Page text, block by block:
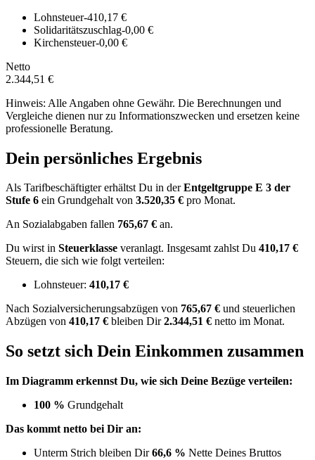
Lohnsteuer-410,17 €
Solidaritätszuschlag-0,00 €
Kirchensteuer-0,00 €
Netto
2.344,51 €
Hinweis: Alle Angaben ohne Gewähr. Die Berechnungen und
Vergleiche dienen nur zu Informationszwecken und ersetzen keine
professionelle Beratung.
Dein persönliches Ergebnis
Als Tarifbeschäftigter erhältst Du in derEntgeltgruppe E 3 der
Stufe 6 ein Grundgehalt von 3.520,35 € pro Monat.
An Sozialabgaben fallen 765,67 € an.
Du wirst in Steuerklasse veranlagt. Insgesamt zahlst Du 410,17 €
Steuern, die sich wie folgt verteilen:
Lohnsteuer: 410,17 €
Nach Sozialversicherungsabzügen von 765,67 € und steuerlichen
Abzügen von 410,17 € bleiben Dir2.344,51 € netto im Monat.
So setzt sich Dein Einkommen zusammen
Im Diagramm erkennst Du, wie sich Deine Bezüge verteilen:
100 % Grundgehalt
Das kommt netto bei Dir an:
Unterm Strich bleiben Dir66,6 % Nette Deines Bruttos